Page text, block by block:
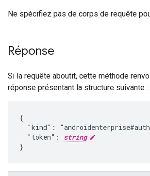
Ne spécifiez pas de corps de requête
Réponse
Si la requête aboutit, cette méthode
réponse présentant la structure suivante :
{
"kind":
  "token":
string
}